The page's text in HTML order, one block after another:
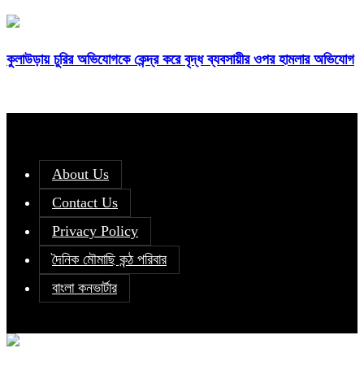
কুলাউড়ায় চুরির অভিযোগকে কেন্দ্র করে বৃদ্ধ ব্যবসায়ীর ওপর হামলার অভিযোগ
About Us
Contact Us
Privacy Policy
দৈনিক মৌমাছি কন্ঠ পরিবার
বাংলা কনভার্টার